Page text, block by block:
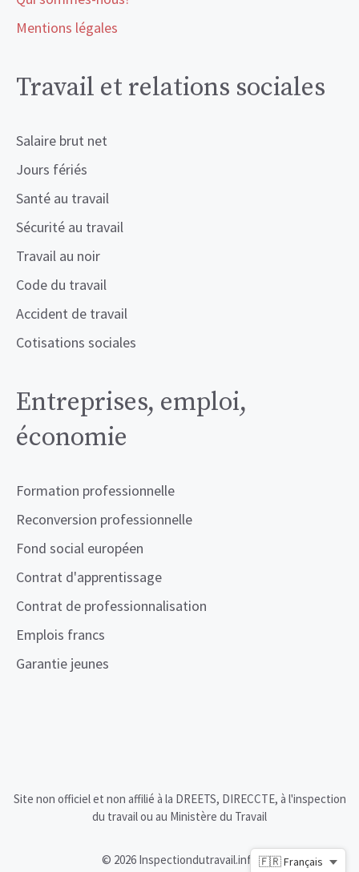
Mentions légales
Travail et relations sociales
Salaire brut net
Jours fériés
Santé au travail
Sécurité au travail
Travail au noir
Code du travail
Accident de travail
Cotisations sociales
Entreprises, emploi,
économie
Formation professionnelle
Reconversion professionnelle
Fond social européen
Contrat d'apprentissage
Contrat de professionnalisation
Emplois francs
Garantie jeunes
Site non officiel et non affilié à la DREETS, DIRECCTE, à l'inspection
du travail ou au Ministère du Travail
© 2026 Inspectiondutravail.info